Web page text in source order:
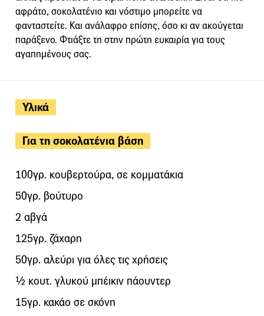
Υλικά
Για τη σοκολατένια βάση
100γρ. κουβερτούρα, σε κομματάκια
50γρ. βούτυρο
2 αβγά
125γρ. ζάχαρη
50γρ. αλεύρι για όλες τις χρήσεις
½ κουτ. γλυκού μπέικιν πάουντερ
15γρ. κακάο σε σκόνη
αφράτο, σοκολατένιο και νόστιμο μπορείτε να
φανταστείτε. Και ανάλαφρο επίσης, όσο κι αν ακούγεται
παράξενο. Φτιάξτε τη στην πρώτη ευκαιρία για τους
αγαπημένους σας.